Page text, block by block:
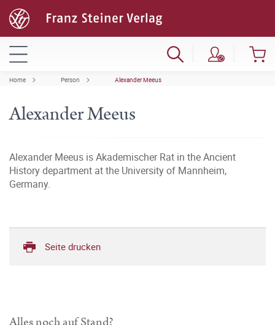
Home Person Alexander Meeus
Alexander Meeus
Alexander Meeus is Akademischer Rat in the Ancient
History department at the University of Mannheim,
Germany.
Seite drucken